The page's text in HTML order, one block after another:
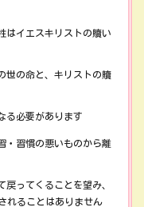
はイエスキリストの贖い
世の命と、キリストの贖
る必要があります
・習慣の悪いものから離
ってくることを望み、
れることはありません